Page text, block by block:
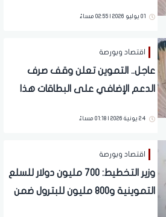
01 يوليو 2026 | 02:55 مساءً
اقتصاد وبورصة
عاجل.. التموين تعلن وقف صرف
الدعم الإضافي على البطاقات هذا
24 يونية 2026 | 01:18 مساءً
اقتصاد وبورصة
وزير التخطيط: 700 مليون دولار للسلع
التموينية و800 مليون للبترول ضمن